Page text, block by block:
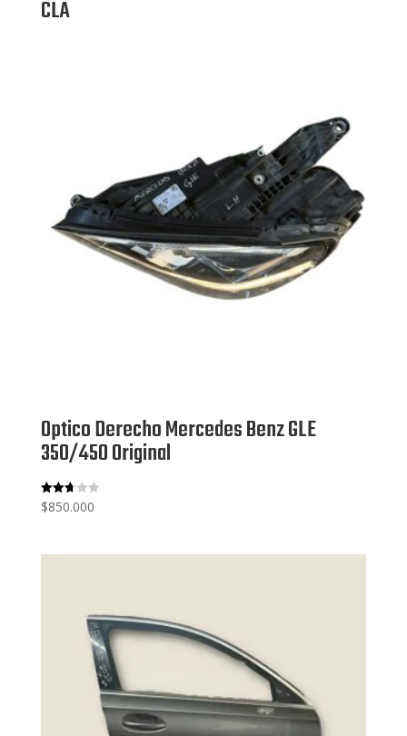
CLA
Optico Derecho Mercedes Benz GLE
350/450 Original
Valora
do
$850.000